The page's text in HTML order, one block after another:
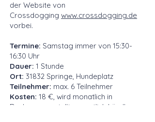
der Website von
Crossdogging www.crossdogging.de
vorbei.
Termine: Samstag immer von 15:30-
16:30 Uhr
Dauer: 1 Stunde
Ort: 31832 Springe, Hundeplatz
Teilnehmer: max. 6 Teilnehmer
Kosten: 18 €, wird monatlich in
Rechnung gestellt, monatlich kündbar